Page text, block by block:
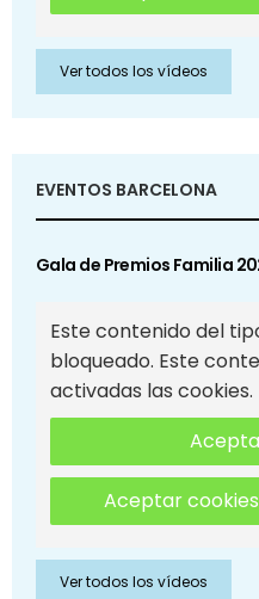
Ver todos los vídeos
EVENTOS BARCELONA
Gala de Premios Familia
Este contenido del
bloqueado. Este
activadas las cookies.
Aceptar
Ver todos los vídeos